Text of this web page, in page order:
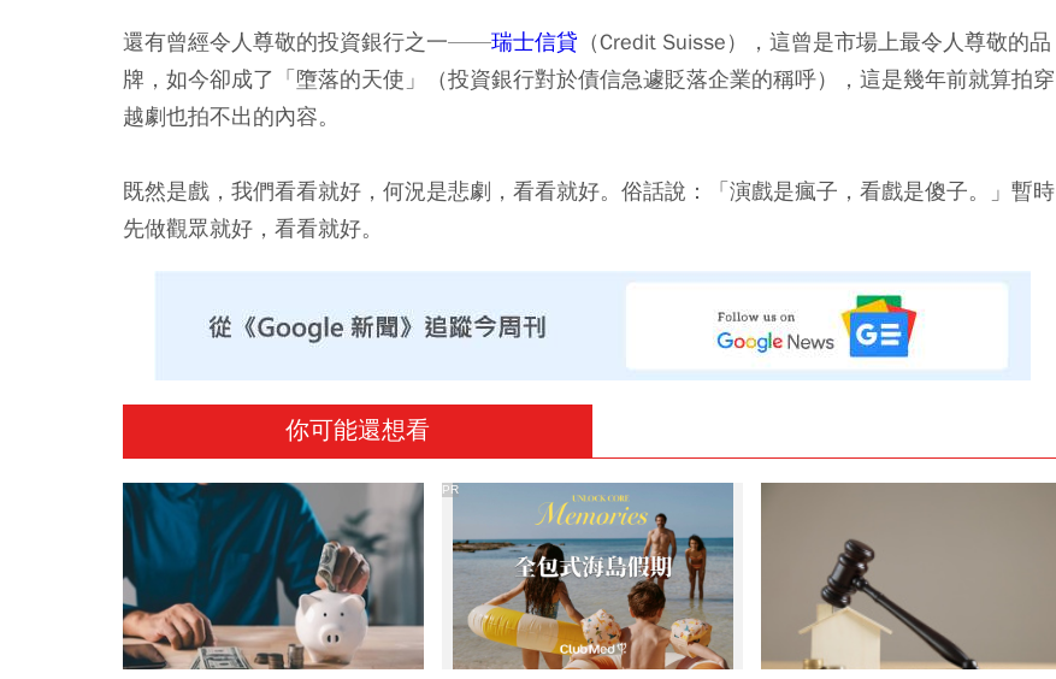
還有曾經令人尊敬的投資銀行之一——瑞士信貸 （Credit Suisse），這曾是市場上最令人尊敬的品
牌，如今卻成了「墮落的天使」（投資銀行對於債信急遽貶落企業的稱呼），這是幾年前就算拍穿
越劇也拍不出的內容。
既然是戲，我們看看就好，何況是悲劇，看看就好。俗話說：「演戲是瘋子，看戲是傻子。」暫時
先做觀眾就好，看看就好。
你可能還想看
PR